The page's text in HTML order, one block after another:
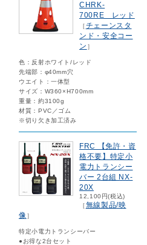
CHRK-
700RE レッド
［チェーンスタ
ンド・安全コー
ン ］
色：反射ホワイト/レッド
先端部：φ40mm穴
ウエイト：一体型
サイズ：W360×H700mm
重量：約3100g
材質：PVC／ゴム
※切り欠き加工済み
FRC 【免許・資
格不要】特定小
電力トランシー
バー 2台組 NX-
20X
12,100円(税込)
［無線製品/映
像］
特定小電力トランシーバー
●お得な2台セット